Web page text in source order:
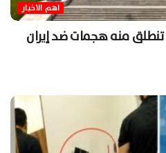
اهم الاخبار
تنطلق منه هجمات ضد إيران